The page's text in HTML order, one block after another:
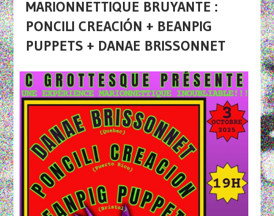
MARIONNETTIQUE BRUYANTE :
PONCILI CREACIÓN + BEANPIG
PUPPETS + DANAE BRISSONNET